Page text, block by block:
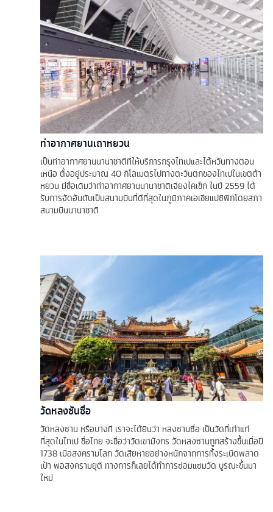
ท่าอากาศยานเถาหยวน
เป็นท่าอากาศยานนานาชาติที่ให้บริการกรุงไทเปและไต้หวันทางตอน
เหนือ ตั้งอยู่ประมาณ 40 กิโลเมตรไปทางตะวันตกของไทเปในเขตต้า
หยวน มีชื่อเดิมว่าท่าอากาศยานนานาชาติเจียงไคเช็ก ในปี 2559 ได้
รับการจัดอันดับเป็นสนามบินที่ดีที่สุดในภูมิภาคเอเชียแปซิฟิกโดยสภา
สนามบินนานาชาติ
วัดหลงซันซื่อ
วัดหลงซาน หรือบางที เราจะได้ยินว่า หลงซานซื่อ เป็นวัดที่เก่าแก่
ที่สุดในไทเป ชื่อไทย จะชื่อว่าวัดเขามังกร วัดหลงซานถูกสร้างขึ้นเมื่อปี
1738 เมื่อสงครามโลก วัดเสียหายอย่างหนักจากการทิ้งระเบิดพลาด
เป้า พอสงครามยุติ ทางการก็เลยได้ทำการซ่อมแซมวัด บูรณะขึ้นมา
ใหม่